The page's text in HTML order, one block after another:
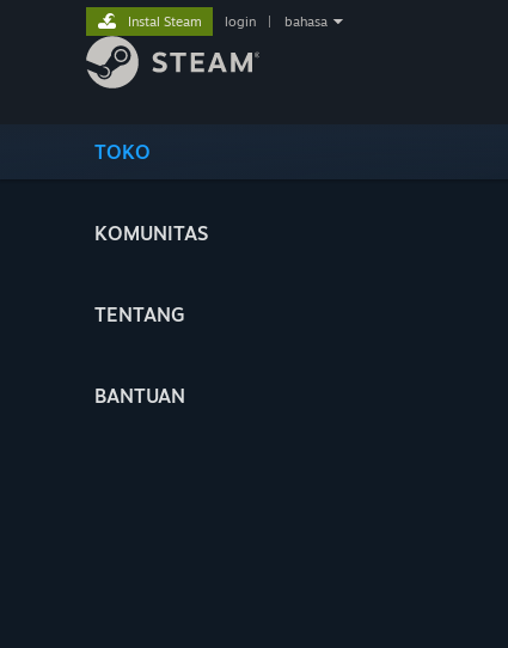
TOKO
KOMUNITAS
TENTANG
BANTUAN
Instal Steam login bahasa